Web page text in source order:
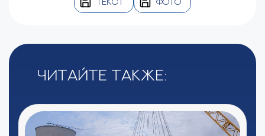
Читайте также: